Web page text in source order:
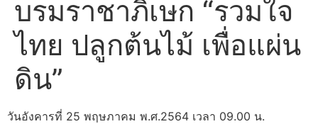
บรมราชาภิเษก “รวมใจ
ไทย ปลูกต้นไม้ เพื่อแผ่น
ดิน”
วันอังคารที่ 25 พฤษภาคม พ.ศ.2564 เวลา 09.00 น.